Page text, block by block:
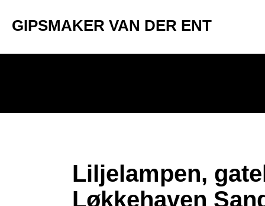
GIPSMAKER VAN DER ENT
Liljelampen,
Løkkehaven